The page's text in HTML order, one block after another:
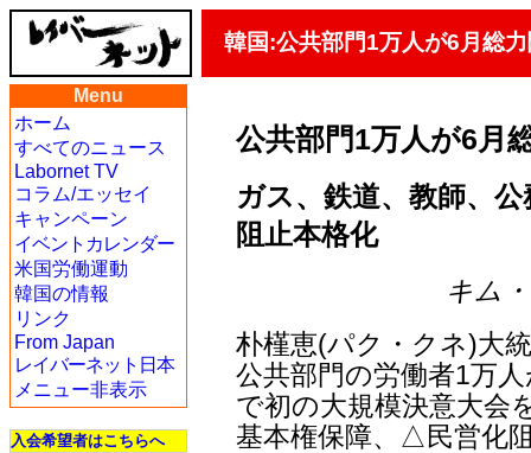
韓国:公共部門1万人が6月総
Menu
ホーム
すべてのニュース
Labornet TV
コラム/エッセイ
キャンペーン
イベントカレンダー
米国労働運動
韓国の情報
リンク
From Japan
レイバーネット日本
メニュー非表示
入会希望者はこちらへ
公共部門1万人が6月
ガス、鉄道、教師、
阻止本格化
キム
朴槿恵(パク・クネ)大
公共部門の労働者1万
で初の大規模決意大
基本権保障、△民営化